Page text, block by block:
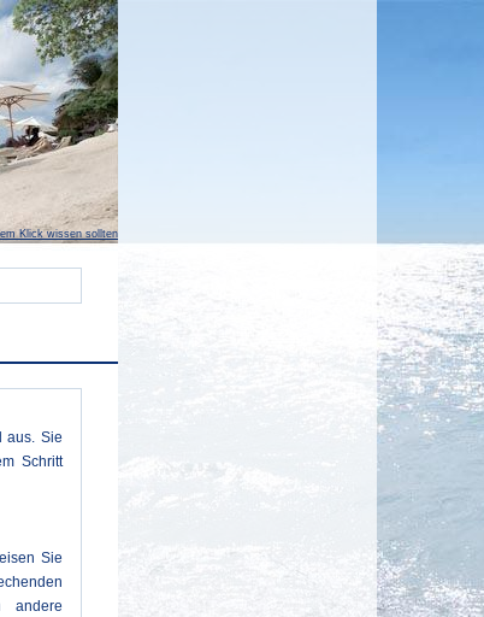
Klick wissen sollten
aus. Sie
Schritt
Sie
andere